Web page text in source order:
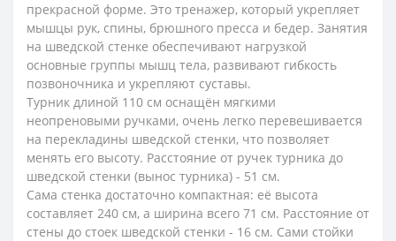
прекрасной форме. Это тренажер, который укрепляет
мышцы рук, спины, брюшного пресса и бедер. Занятия
на шведской стенке обеспечивают нагрузкой
основные группы мышц тела, развивают гибкость
позвоночника и укрепляют суставы.
Турник длиной 110 см оснащён мягкими
неопреновыми ручками, очень легко перевешивается
на перекладины шведской стенки, что позволяет
менять его высоту. Расстояние от ручек турника до
шведской стенки (вынос турника) - 51 см.
Сама стенка достаточно компактная: её высота
составляет 240 см, а ширина всего 71 см. Расстояние от
стены до стоек шведской стенки - 16 см. Сами стойки